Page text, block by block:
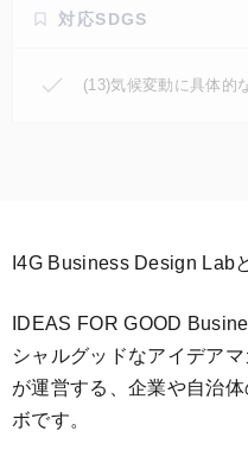
対応SDGS
(13)気候変動に具体的
I4G Business Design Lab
IDEAS FOR GOOD
シャルグッドなアイデア
が運営する、企業や自治
ボです。